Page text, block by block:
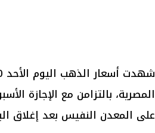
شهدت أسعار الذهب اليوم
المصرية، بالتزامن مع الإجازة
على المعدن النفيس بعد إغلاق البورصة